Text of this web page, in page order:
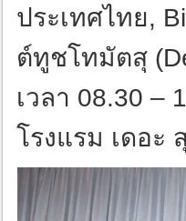
ประเทศไทย,
ต์ทูชโทมัตสุ (
เวลา 08.30 –
โรงแรม เดอะ